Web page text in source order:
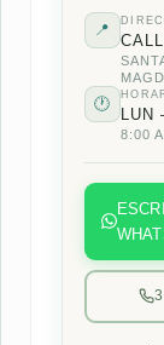
📍
🕐
LUN
8:00